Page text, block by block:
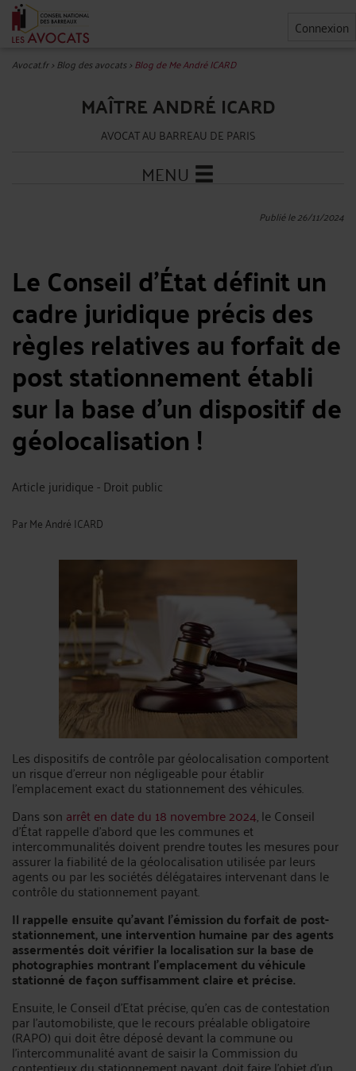
Connexion
Avocat.fr>Blog des avocats>Blog de Me André ICARD
MAÎTRE ANDRÉ ICARD
AVOCAT AU BARREAU DE PARIS
MENU
Publié le 26/11/2024
Le Conseil d’État définit un
cadre juridique précis des
règles relatives au forfait de
post stationnement établi
sur la base d’un dispositif de
géolocalisation !
Article juridique - Droit public
ParMe André ICARD
Les dispositifs de contrôle par géolocalisation comportent
un risque d’erreur non négligeable pour établir
l’emplacement exact du stationnement des véhicules.
Dans son arrêt en date du 18 novembre 2024, le Conseil
d’État rappelle d’abord que les communes et
intercommunalités doivent prendre toutes les mesures pour
assurer la fiabilité de la géolocalisation utilisée par leurs
agents ou par les sociétés délégataires intervenant dans le
contrôle du stationnement payant.
Il rappelle ensuite qu’avant l’émission du forfait de post-
stationnement, une intervention humaine par des agents
assermentés doit vérifier la localisation sur la base de
photographies montrant l’emplacement du véhicule
stationné de façon suffisamment claire et précise.
Ensuite, le Conseil d’Etat précise, qu’en cas de contestation
par l’automobiliste, que le recours préalable obligatoire
(RAPO) qui doit être déposé devant la commune ou
l’intercommunalité avant de saisir la Commission du